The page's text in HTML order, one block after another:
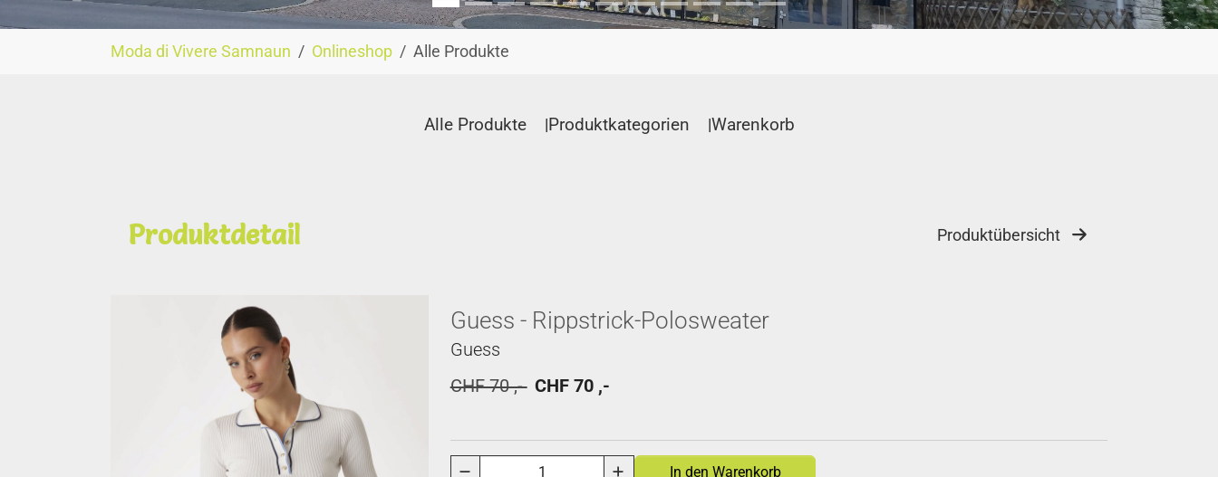
Moda di Vivere Samnaun Onlineshop Alle Produkte
Alle Produkte Produktkategorien Warenkorb
Produktdetail Produktübersicht
Guess - Rippstrick-Polosweater
Guess
CHF 70 ,- CHF 70 ,-